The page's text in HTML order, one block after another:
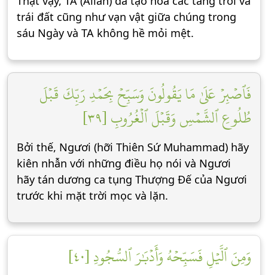
trái đất cũng như vạn vật giữa chúng trong
sáu Ngày và TA không hề mỏi mệt.
فَٱصۡبِرۡ عَلَىٰ مَا يَقُولُونَ وَسَبِّحۡ بِحَمۡدِ رَبِّكَ قَبۡلَ
طُلُوعِ ٱلشَّمۡسِ وَقَبۡلَ ٱلۡغُرُوبِ [٣٩]
Bởi thế, Ngươi (hỡi Thiên Sứ Muhammad) hãy
kiên nhẫn với những điều họ nói và Ngươi
hãy tán dương ca tụng Thượng Đế của Ngươi
trước khi mặt trời mọc và lặn.
وَمِنَ ٱلَّيۡلِ فَسَبِّحۡهُ وَأَدۡبَٰرَ ٱلسُّجُودِ [٤٠]